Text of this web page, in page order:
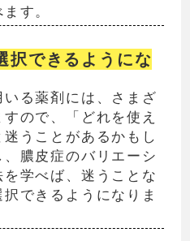
す。
択できるようにな
る薬剤には、さまざ
ので、「どれを使え
うことがあるかもし
膿皮症のバリエーシ
を学べば、迷うことな
できるようになりま